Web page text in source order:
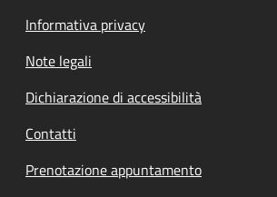
Informativa privacy
Note legali
Dichiarazione di accessibilità
Contatti
Prenotazione appuntamento